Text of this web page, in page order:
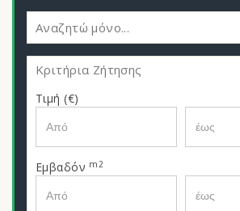
Αναζητώ μόνο...
Κριτήρια Ζήτησης
Τιμή (€)
Εμβαδόν m2